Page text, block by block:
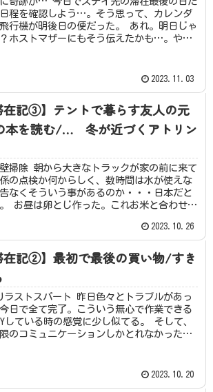
程を確認しよう…。そう思って、カレンダ
行機が明後日の便だった。 あれ。明日じゃ
ホストマザーにもそう伝えたかも…。やば
2023.11.03
在記③】テントで暮らす友人の元
本を読む/… 冬が近づくアトリン
掃除 朝から大きなトラックが家の前に来て
の点検か何からしく、数時間は水が使えな
なくそういう事があるのか・・・日本だと
お昼は卵とじ作った。これお米と合わせる
2023.10.26
在記②】最初で最後の買い物/すき
ラストスパート 昨日色々とトラブルがあっ
日で全て完了。こういう無心で作業できる
している時の感覚に少し似てる。 そして、
のコミュニケーションしかとれなかったホ
2023.10.20